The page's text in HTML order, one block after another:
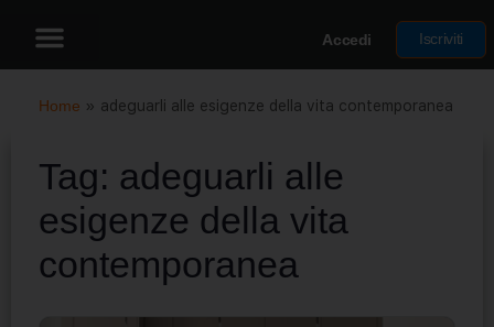
Accedi Iscriviti
Home » adeguarli alle esigenze della vita contemporanea
Tag: adeguarli alle
esigenze della vita
contemporanea